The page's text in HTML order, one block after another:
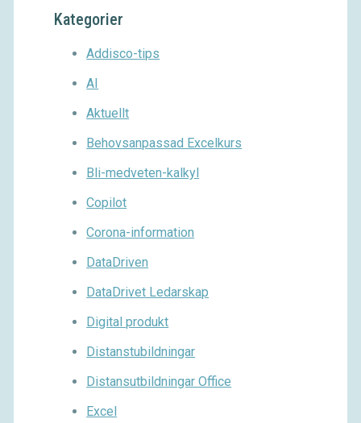
Kategorier
Addisco-tips
AI
Aktuellt
Behovsanpassad Excelkurs
Bli-medveten-kalkyl
Copilot
Corona-information
DataDriven
DataDrivet Ledarskap
Digital produkt
Distanstubildningar
Distansutbildningar Office
Excel